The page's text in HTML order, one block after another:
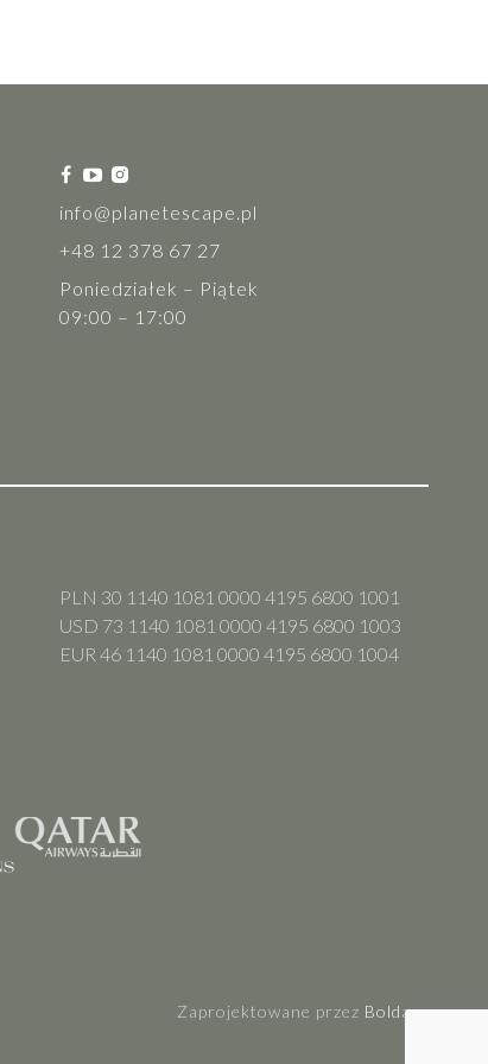
info@planetescape.pl
+48 12 378 67 27
Poniedziałek – Piątek
09:00 – 17:00
PLN 30 1140 1081 0000 4195 6800 1001
USD 73 1140 1081 0000 4195 6800 1003
EUR 46 1140 1081 0000 4195 6800 1004
Zaprojektowane przez Boldare